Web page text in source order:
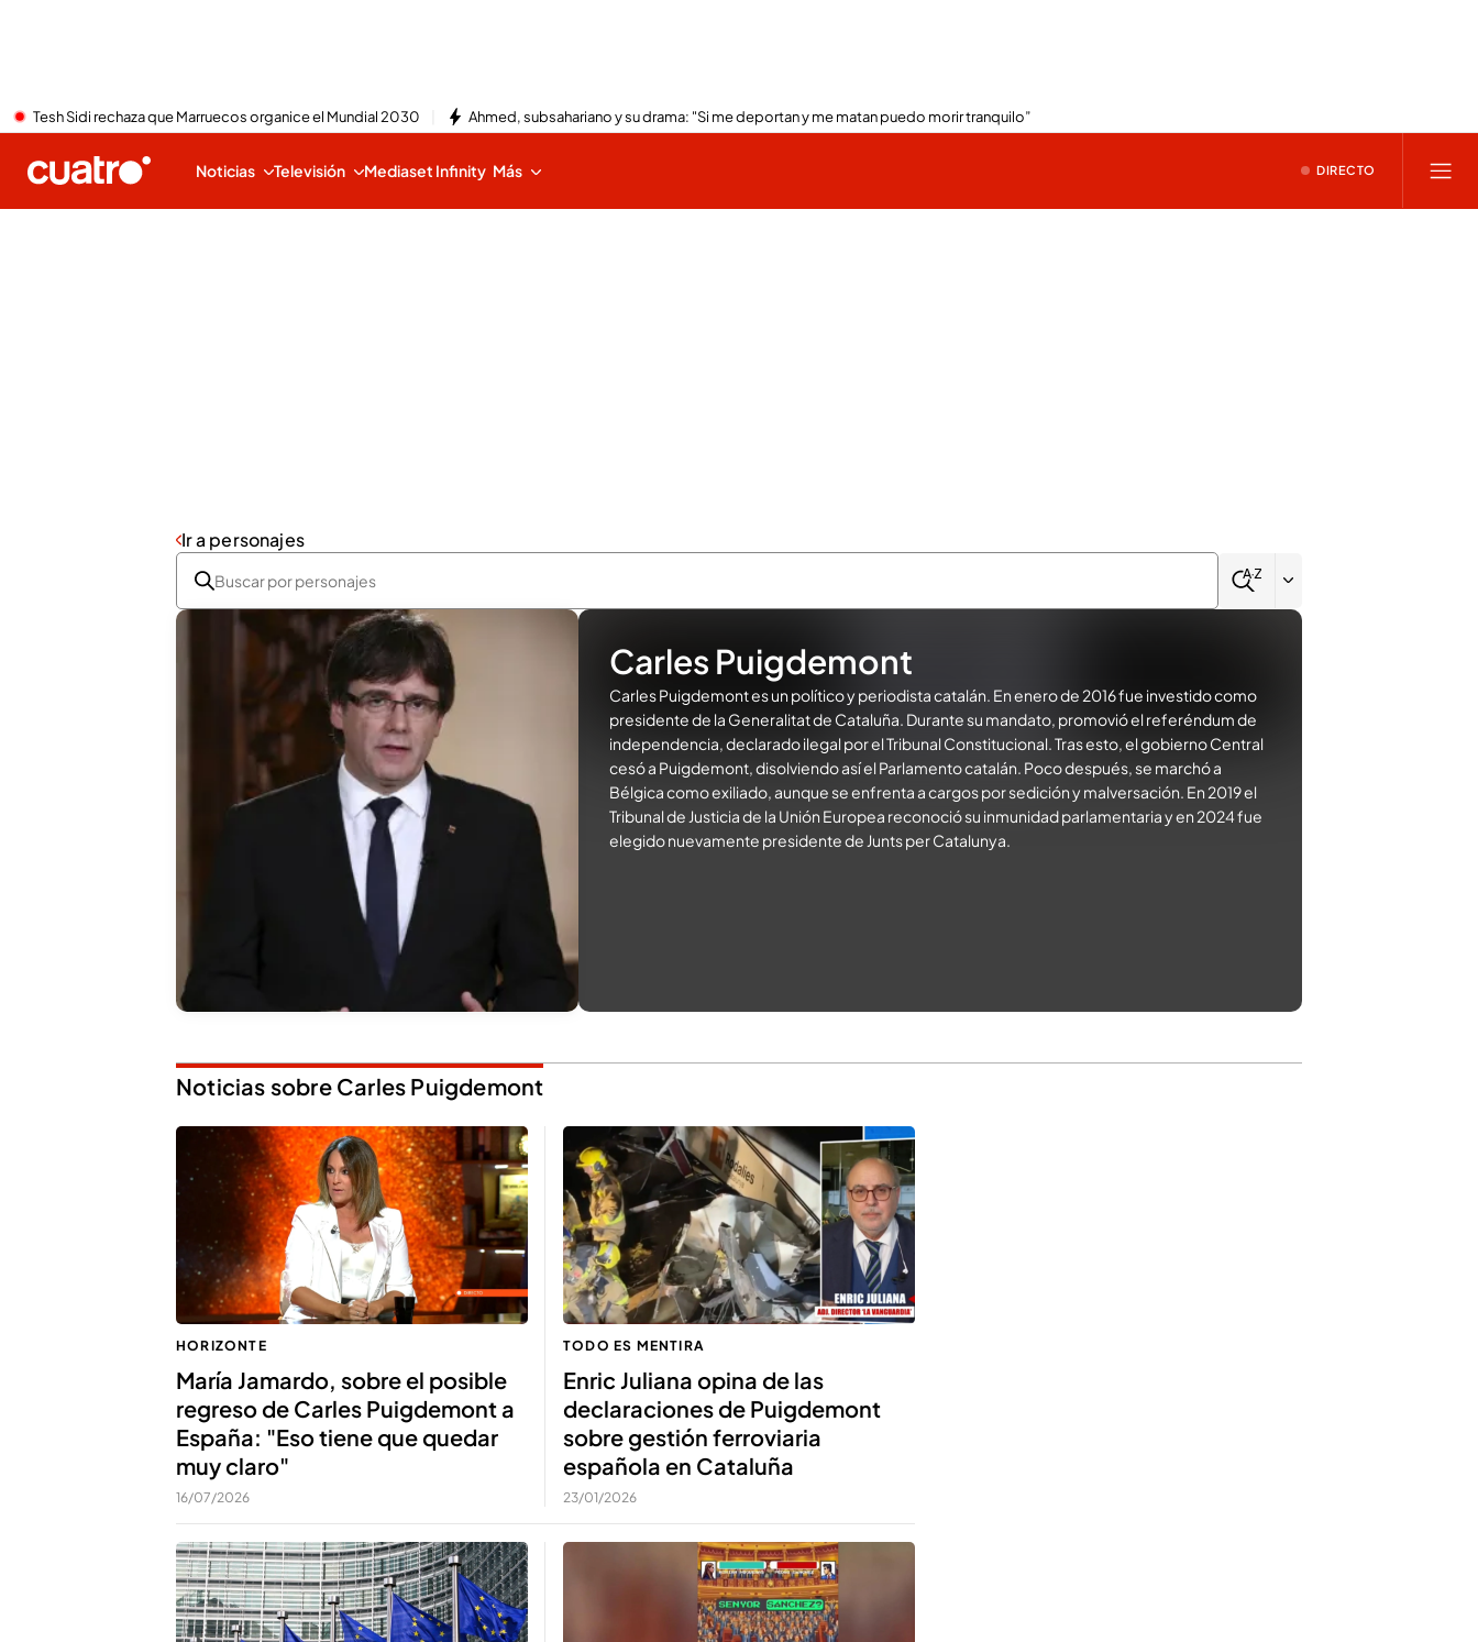
Tesh Sidi rechaza que Marruecos organice el Mundial 2030 Ahmed, subsahariano y su drama: "Si me deportan y me matan puedo morir tranquilo”
Noticias Televisión Mediaset Infinity Más DIRECTO
Ir a personajes
Carles Puigdemont
Carles Puigdemont es un político y periodista catalán. En enero de 2016 fue investido como
presidente de la Generalitat de Cataluña. Durante su mandato, promovió el referéndum de
independencia, declarado ilegal por el Tribunal Constitucional. Tras esto, el gobierno Central
cesó a Puigdemont, disolviendo así el Parlamento catalán. Poco después, se marchó a
Bélgica como exiliado, aunque se enfrenta a cargos por sedición y malversación. En 2019 el
Tribunal de Justicia de la Unión Europea reconoció su inmunidad parlamentaria y en 2024 fue
elegido nuevamente presidente de Junts per Catalunya.
Noticias sobre Carles Puigdemont
HORIZONTE
María Jamardo, sobre el posible
regreso de Carles Puigdemont a
España: "Eso tiene que quedar
muy claro"
16/07/2026
TODO ES MENTIRA
Enric Juliana opina de las
declaraciones de Puigdemont
sobre gestión ferroviaria
española en Cataluña
23/01/2026